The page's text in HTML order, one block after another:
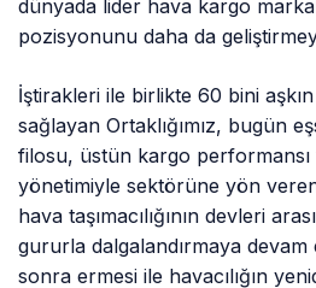
dünyada lider hava kargo
pozisyonunu daha da
İştirakleri ile birlikte 60 bini
sağlayan Ortaklığımız, bugün
filosu, üstün kargo performansı
yönetimiyle sektörüne yön
hava taşımacılığının devleri
gururla dalgalandırmaya devam
sonra ermesi ile havacılığın